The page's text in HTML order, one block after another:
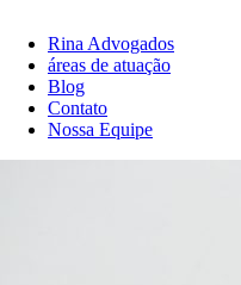
Rina Advogados
áreas de atuação
Blog
Contato
Nossa Equipe